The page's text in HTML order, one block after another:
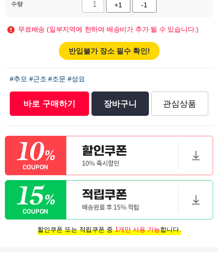
수량 +1 -1
무료배송 (일부지역에 한하여 배송비가 추가 될 수 있습니다.)
반입불가 장소 필수 확인!
#추모 #근조 #조문 #성묘
바로 구매하기 장바구니 관심상품
할인쿠폰 또는 적립쿠폰 중1개만 사용 가능합니다.